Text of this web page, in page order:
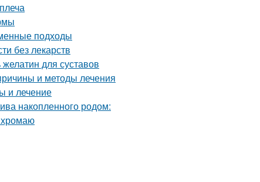
подходы
без лекарств
для суставов
и методы лечения
и лечение
накопленного родом:
хромаю